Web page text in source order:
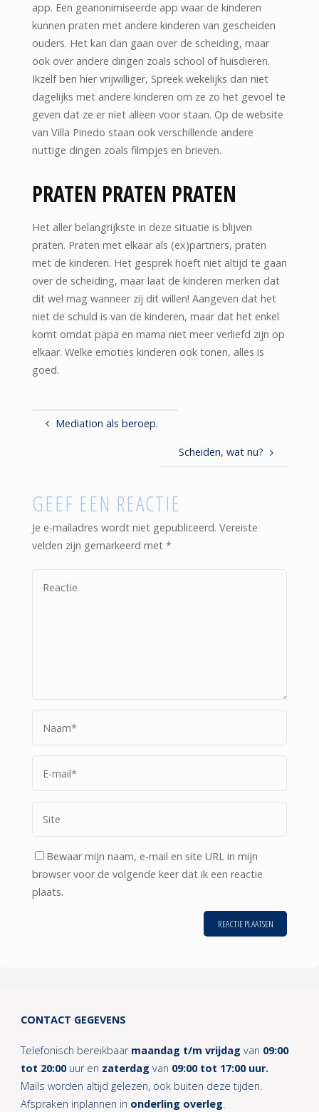
app. Een geanonimiseerde app waar de kinderen
kunnen praten met andere kinderen van gescheiden
ouders. Het kan dan gaan over de scheiding, maar
ook over andere dingen zoals school of huisdieren.
Ikzelf ben hier vrijwilliger, Spreek wekelijks dan niet
dagelijks met andere kinderen om ze zo het gevoel te
geven dat ze er niet alleen voor staan. Op de website
van Villa Pinedo staan ook verschillende andere
nuttige dingen zoals filmpjes en brieven.
PRATEN PRATEN PRATEN
Het aller belangrijkste in deze situatie is blijven
praten. Praten met elkaar als (ex)partners, praten
met de kinderen. Het gesprek hoeft niet altijd te gaan
over de scheiding, maar laat de kinderen merken dat
dit wel mag wanneer zij dit willen! Aangeven dat het
niet de schuld is van de kinderen, maar dat het enkel
komt omdat papa en mama niet meer verliefd zijn op
elkaar. Welke emoties kinderen ook tonen, alles is
goed.
Mediation als beroep.
Scheiden, wat nu?
GEEF EEN REACTIE
Je e-mailadres wordt niet gepubliceerd. Vereiste
velden zijn gemarkeerd met *
Bewaar mijn naam, e-mail en site URL in mijn
browser voor de volgende keer dat ik een reactie
plaats.
CONTACT GEGEVENS
Telefonisch bereikbaar maandag t/m vrijdag van 09:00
tot 20:00uur en zaterdag van 09:00 tot 17:00 uur.
Mails worden altijd gelezen, ook buiten deze tijden.
Afspraken inplannen in onderling overleg